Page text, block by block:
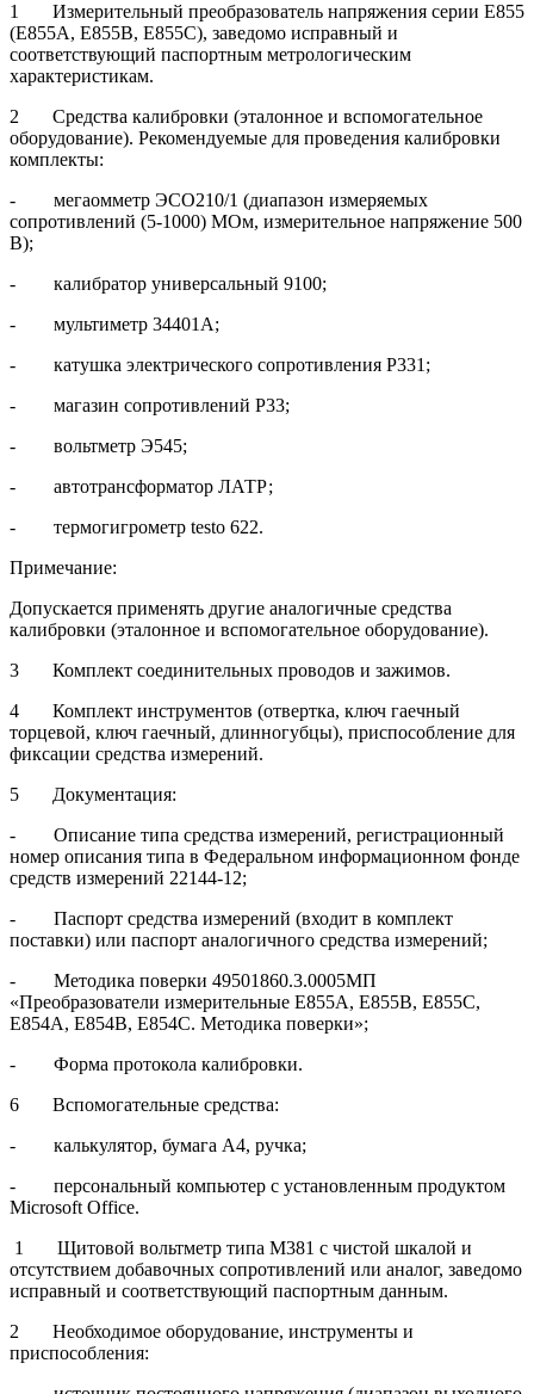
1 Измерительный преобразователь напряжения серии Е855
(Е855А, Е855В, Е855С), заведомо исправный и
соответствующий паспортным метрологическим
характеристикам.
2 Средства калибровки (эталонное и вспомогательное
оборудование). Рекомендуемые для проведения калибровки
комплекты:
- мегаомметр ЭСО210/1 (диапазон измеряемых
сопротивлений (5-1000) МОм, измерительное напряжение 500
В);
- калибратор универсальный 9100;
- мультиметр 34401А;
- катушка электрического сопротивления Р331;
- магазин сопротивлений Р33;
- вольтметр Э545;
- автотрансформатор ЛАТР;
- термогигрометр testo 622.
Примечание:
Допускается применять другие аналогичные средства
калибровки (эталонное и вспомогательное оборудование).
3 Комплект соединительных проводов и зажимов.
4 Комплект инструментов (отвертка, ключ гаечный
торцевой, ключ гаечный, длинногубцы), приспособление для
фиксации средства измерений.
5 Документация:
- Описание типа средства измерений, регистрационный
номер описания типа в Федеральном информационном фонде
средств измерений 22144-12;
- Паспорт средства измерений (входит в комплект
поставки) или паспорт аналогичного средства измерений;
- Методика поверки 49501860.3.0005МП
«Преобразователи измерительные Е855А, Е855В, Е855С,
Е854А, Е854В, Е854С. Методика поверки»;
- Форма протокола калибровки.
6 Вспомогательные средства:
- калькулятор, бумага А4, ручка;
- персональный компьютер с установленным продуктом
Microsoft Office.
1 Щитовой вольтметр типа М381 с чистой шкалой и
отсутствием добавочных сопротивлений или аналог, заведомо
исправный и соответствующий паспортным данным.
2 Необходимое оборудование, инструменты и
приспособления: